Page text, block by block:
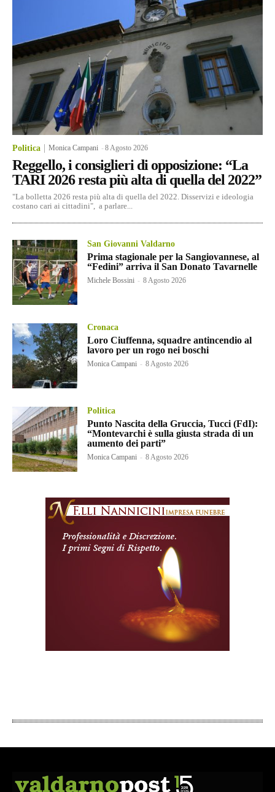
Politica Monica Campani -8 Agosto 2026
Reggello, i consiglieri di opposizione: “La
TARI 2026 resta più alta di quella del 2022”
"La bolletta 2026 resta più alta di quella del 2022. Disservizi e ideologia
costano cari ai cittadini", a parlare...
San Giovanni Valdarno
Prima stagionale per la Sangiovannese, al
“Fedini” arriva il San Donato Tavarnelle
Michele Bossini - 8 Agosto 2026
Cronaca
Loro Ciuffenna, squadre antincendio al
lavoro per un rogo nei boschi
Monica Campani - 8 Agosto 2026
Politica
Punto Nascita della Gruccia, Tucci (FdI):
“Montevarchi è sulla giusta strada di un
aumento dei parti”
Monica Campani - 8 Agosto 2026